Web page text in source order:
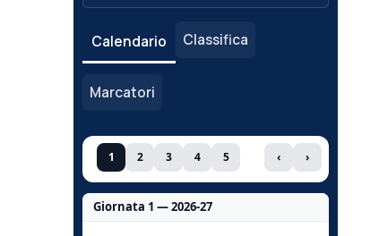
Calendario Classifica
Marcatori
1 2 3 4 5 ‹ ›
Giornata 1 — 2026-27